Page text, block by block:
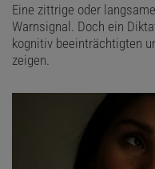
Eine zittrige oder
Warnsignal. Doch ein
kognitiv beeinträchtigten
zeigen.